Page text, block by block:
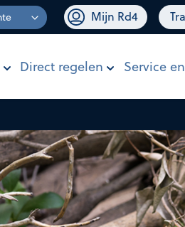
Mijn Rd4
Direct regelen Service